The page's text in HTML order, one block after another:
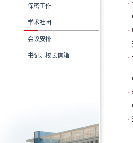
保密工作
学术社团
会议安排
书记、校长信箱
·
·
·
·
·
·
·
·
·